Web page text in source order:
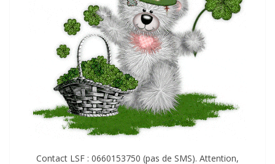
Contact LSF : 0660153750 (pas de SMS). Attention,